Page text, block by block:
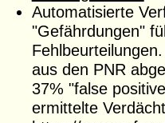
Automatisierte
"Gefährdungen"
aus den PNR
37% "false
ermittelte